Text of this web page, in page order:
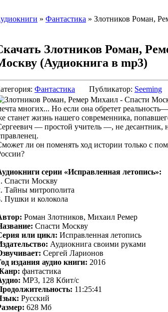
» Фантастика » Злотников Роман,
Злотников Роман,
(Аудиокнига в mp3)
Фантастика Публикатор: Seeming
многих... Но если она обретет
станет жизнь нашего современника,
— простой учитель —, не десантник,
ли он поменять ход истории только с
серии «Исправленная летопись»:
Спасти Москву
Тайны митрополита
Пушки и колокола
Роман Злотников, Михаил Ремер
Спасти Москву
или цикл: Исправленная летопись
Аудиокнига своими руками
Сергей Ларионов
издания аудио книги: 2016
фантастика
MP3, 128 Кбит/с
11:25:41
Русский
628 Mб